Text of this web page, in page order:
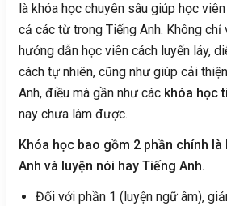
là khóa học chuyên sâu giúp học
cả các từ trong Tiếng Anh. Không chỉ
hướng dẫn học viên cách luyến láy,
cách tự nhiên, cũng như giúp cải
Anh, điều mà gần như các khóa học
nay chưa làm được.
Khóa học bao gồm 2 phần chính
Anh và luyện nói hay Tiếng Anh.
Đối với phần 1 (luyện ngữ âm),